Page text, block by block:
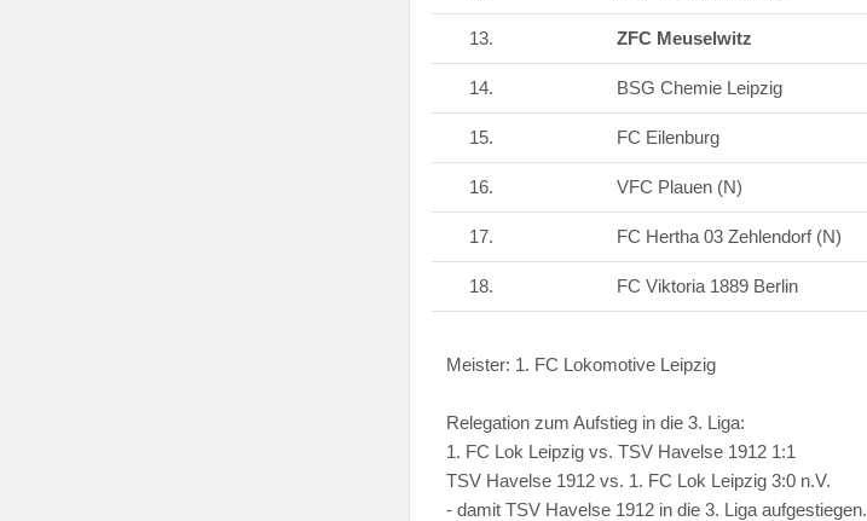
13. ZFC Meuselwitz
14. BSG Chemie Leipzig
15. FC Eilenburg
16. VFC Plauen (N)
17. FC Hertha 03 Zehlendorf (N)
18. FC Viktoria 1889 Berlin
Meister: 1. FC Lokomotive Leipzig
Relegation zum Aufstieg in die 3. Liga:
1. FC Lok Leipzig vs. TSV Havelse 1912 1:1
TSV Havelse 1912 vs. 1. FC Lok Leipzig 3:0 n.V.
- damit TSV Havelse 1912 in die 3. Liga aufgestiegen.